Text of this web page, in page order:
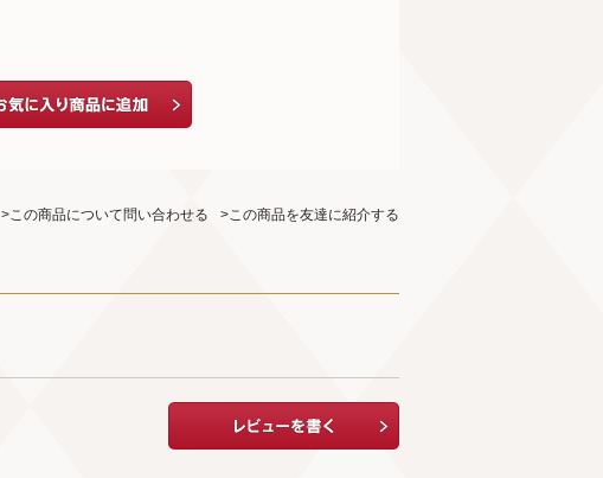
>この商品について問い合わせる >この商品を友達に紹介する